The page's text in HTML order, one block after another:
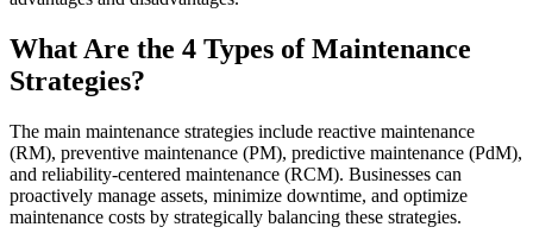
Arbeitsauftragsverwaltung
Planen, zuweisen und bis zum Abschluss verfolgen
Lebensmittel & Getränke
FDA, Hygiene, Rückverfolgbarkeit, Allergenkontrolle
What Are the 4 Types of Maintenance
Strategies?
The main maintenance strategies include reactive maintenance
(RM), preventive maintenance (PM), predictive maintenance (PdM),
and reliability-centered maintenance (RCM). Businesses can
proactively manage assets, minimize downtime, and optimize
maintenance costs by strategically balancing these strategies.